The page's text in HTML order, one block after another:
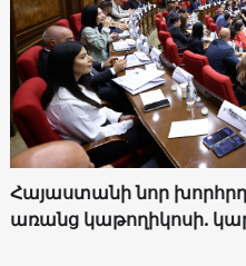
Հայաստանի նոր
առանց կաթողիկոսի.